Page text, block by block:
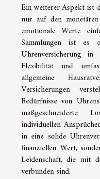
Ein weiterer Aspekt ist
nur auf den
emotionale Werte
Sammlungen ist es
Uhrenversicherung
Flexibilität und
allgemeine
Versicherungen
Bedürfnisse von
maßgeschneiderte
individuellen
in eine solide
finanziellen Wert,
Leidenschaft, die mit
verbunden sind.